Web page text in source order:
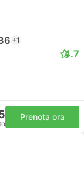
+1
4.7
Prenota ora